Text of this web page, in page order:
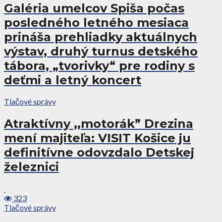
Galéria umelcov Spiša počas
posledného letného mesiaca
prináša prehliadky aktuálnych
výstav, druhý turnus detského
tábora, „tvorivky“ pre rodiny s
deťmi a letný koncert
Tlačové správy
Atraktívny ,,motorák” Drezina
mení majiteľa: VISIT Košice ju
definitívne odovzdalo Detskej
železnici
323
Tlačové správy